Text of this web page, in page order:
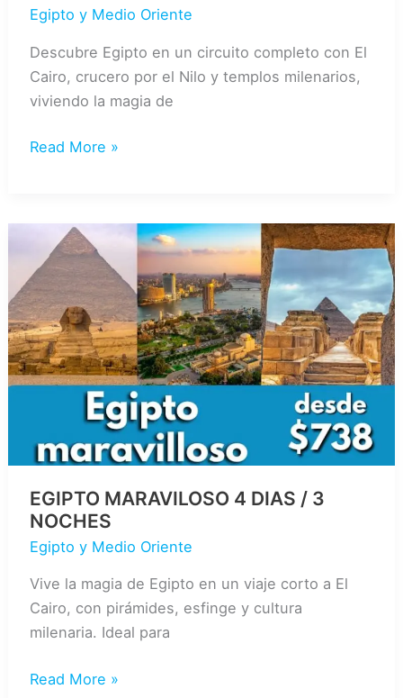
Egipto y Medio Oriente
Descubre Egipto en un circuito completo con El
Cairo, crucero por el Nilo y templos milenarios,
viviendo la magia de
EGIPTO
DIAS
7
NOCHES
Read More »
EGIPTO MARAVILOSO 4 DIAS / 3
NOCHES
Egipto y Medio Oriente
Vive la magia de Egipto en un viaje corto a El
Cairo, con pirámides, esfinge y cultura
milenaria. Ideal para
EGIPTO
Read More »